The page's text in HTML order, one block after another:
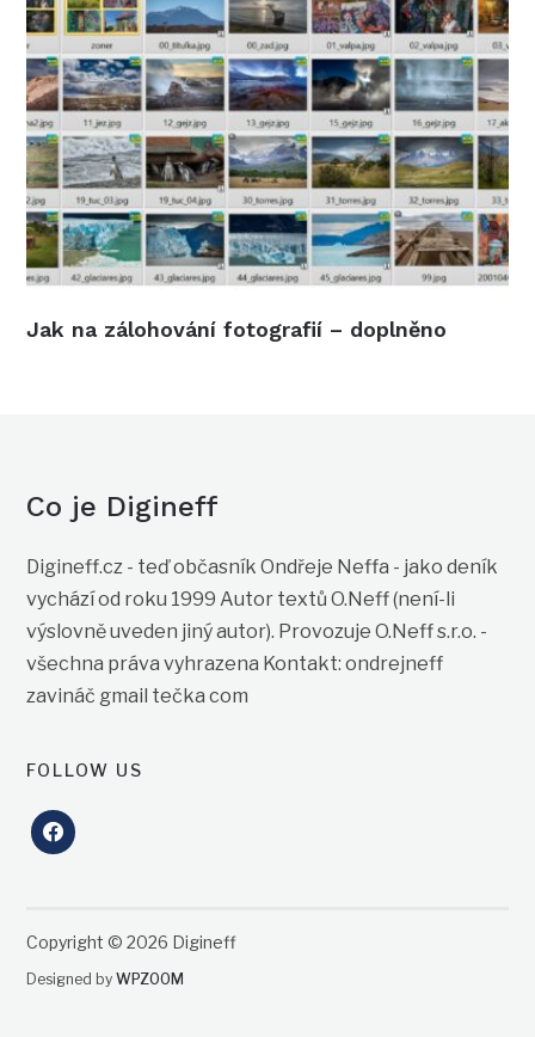
Jak na zálohování fotografií – doplněno
Co je Digineff
Digineff.cz - teď občasník Ondřeje Neffa - jako deník
vychází od roku 1999 Autor textů O.Neff (není-li
výslovně uveden jiný autor). Provozuje O.Neff s.r.o. -
všechna práva vyhrazena Kontakt: ondrejneff
zavináč gmail tečka com
FOLLOW US
facebook
Copyright © 2026 Digineff
Designed byWPZOOM